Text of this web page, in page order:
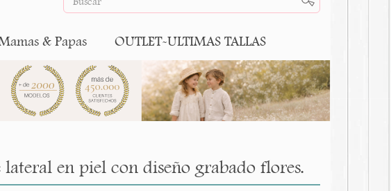
& Papas OUTLET-ULTIMAS TALLAS
en piel con diseño grabado flores.